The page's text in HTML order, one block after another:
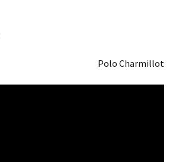
Polo Charmillot